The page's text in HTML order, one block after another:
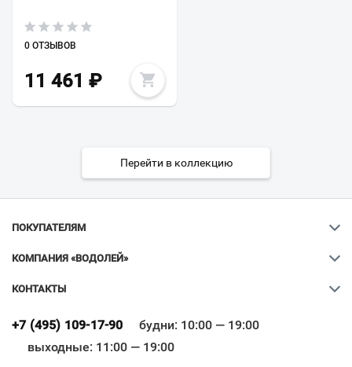
0 ОТЗЫВОВ
11 461 ₽
Перейти в коллекцию
ПОКУПАТЕЛЯМ
КОМПАНИЯ «ВОДОЛЕЙ»
КОНТАКТЫ
+7 (495) 109-17-90
будни: 10:00 — 19:00
выходные: 11:00 — 19:00
Всё верно